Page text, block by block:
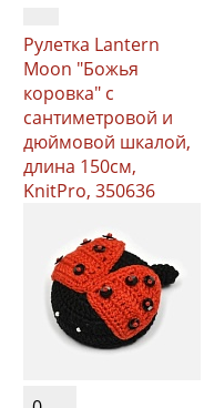
Рулетка Lantern
Moon "Божья
коровка" с
сантиметровой и
дюймовой шкалой,
длина 150см,
KnitPro, 350636